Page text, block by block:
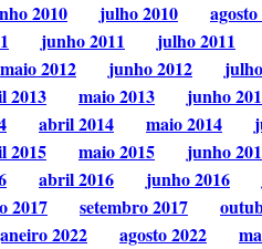
2010 julho 2010
junho 2011 julho 2011
maio 2012 junho 2012
2013 maio 2013 junho
abril 2014 maio 2014
2015 maio 2015 junho
abril 2016 junho 2016
2017 setembro 2017
2022 agosto 2022